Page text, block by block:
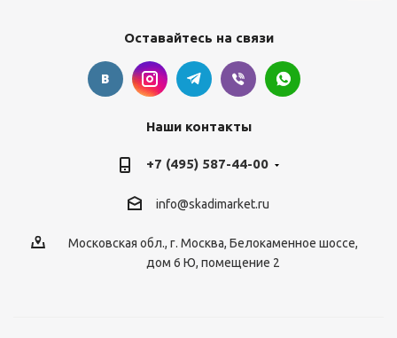
Оставайтесь на связи
Наши контакты
+7 (495) 587-44-00
info@skadimarket.ru
Московская обл., г. Москва, Белокаменное шоссе,
дом 6 Ю, помещение 2